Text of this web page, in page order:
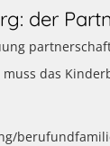
der
das